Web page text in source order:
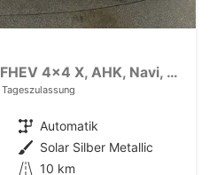
Hybrid ST-Line X 2.5 FHEV 4x4 X, AHK, Navi, AreaView, Sound, Side, el. Klappe, Winter, 5 J.-Garantie
Getriebe Automatik
Außenfarbe Solar Silber Metallic
Kilometerstand 10 km